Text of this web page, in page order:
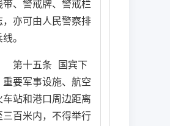
带、警戒牌、警戒栏
，亦可由人民警察排
。
第十五条
国宾下
重要军事设施、航空
车站和港口周边距离
三百米内，不得举行